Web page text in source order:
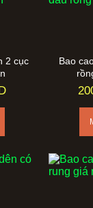
2 cục
Bao